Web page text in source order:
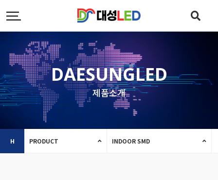
DAESUNGLED
제품소개
H PRODUCT INDOOR SMD